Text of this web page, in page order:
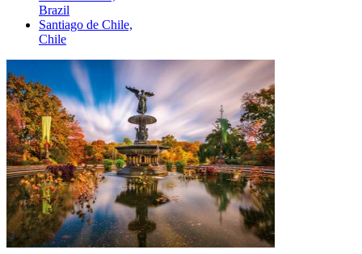
Brazil
Santiago de Chile,
Chile